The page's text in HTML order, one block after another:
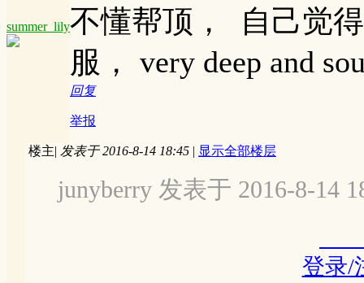
summer_lily不懂帮顶， 自己觉
服， very deep and
回复
举报
楼主| 发表于 2016-8-14 18:45 | 显示全部楼层
junyberry 发表于 2016-8-14
登录/